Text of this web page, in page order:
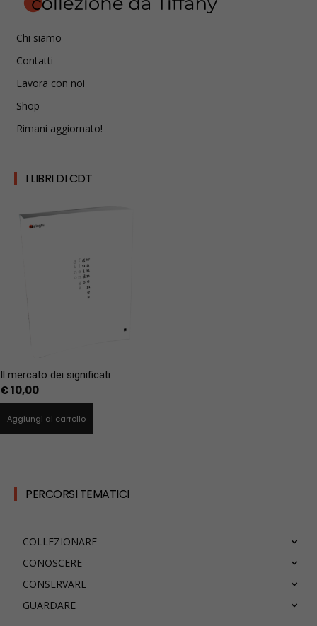
Chi siamo
Contatti
Lavora con noi
Shop
Rimani aggiornato!
I LIBRI DI CDT
Il mercato dei significati
€10,00
Aggiungi al carrello
PERCORSI TEMATICI
COLLEZIONARE
CONOSCERE
CONSERVARE
GUARDARE